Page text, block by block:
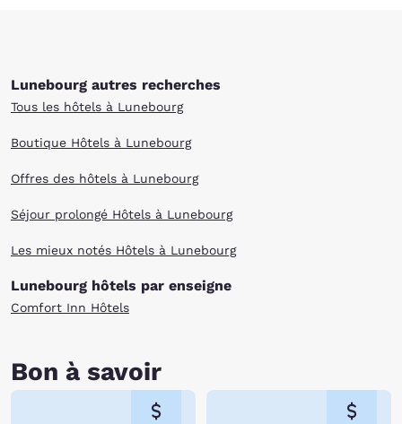
Lunebourg autres recherches
Tous les hôtels à Lunebourg
Boutique Hôtels à Lunebourg
Offres des hôtels à Lunebourg
Séjour prolongé Hôtels à Lunebourg
Les mieux notés Hôtels à Lunebourg
Lunebourg hôtels par enseigne
Comfort Inn Hôtels
Bon à savoir